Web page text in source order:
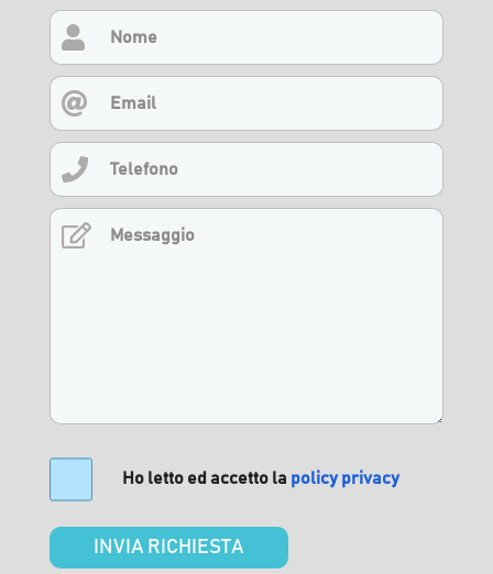
Ho letto ed accetto la policy privacy
INVIA RICHIESTA